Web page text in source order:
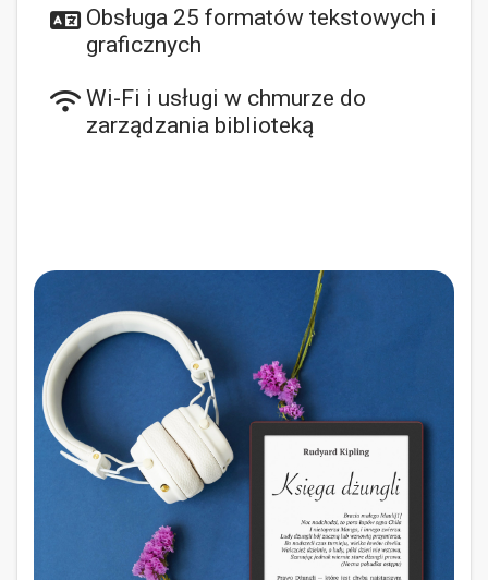
Obsługa 25 formatów tekstowych i
graficznych
Wi-Fi i usługi w chmurze do
zarządzania biblioteką